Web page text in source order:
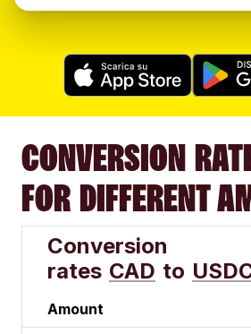
CONVERSION
FOR DIFFERENT
Conversion
rates CAD to
Amount